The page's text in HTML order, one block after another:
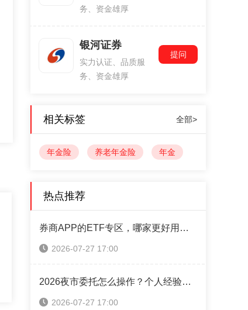
务、资金雄厚
银河证券
实力认证、品质服
务、资金雄厚
提问
相关标签 全部>
年金险 养老年金险 年金
热点推荐
券商APP的ETF专区，哪家更好用？5家实测拆解
2026-07-27 17:00
2026夜市委托怎么操作？个人经验攻略全分享
2026-07-27 17:00